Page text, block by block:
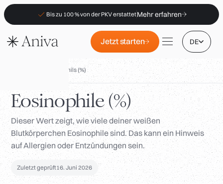
Bis zu 100 % von der PKV erstattetMehr erfahren
Jetzt starten DE
Standorte
Mitgliedschaft
B2B
FAQs
Eosinophils (%)
Eosinophile (%)
Dieser Wert zeigt, wie viele deiner weißen
Blutkörperchen Eosinophile sind. Das kann ein Hinweis
auf Allergien oder Entzündungen sein.
Zuletzt geprüft16. Juni 2026